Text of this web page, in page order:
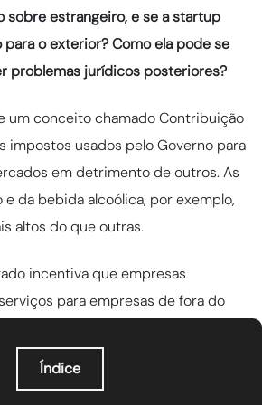
sobre estrangeiro, e se a startup
o exterior? Como ela pode se
problemas jurídicos posteriores?
um conceito chamado Contribuição
impostos usados pelo Governo para
em detrimento de outros. As
da bebida alcoólica, por exemplo,
altos do que outras.
incentiva que empresas
para empresas de fora do
tributários não irão onerar o
de agentes de IA?
Índice